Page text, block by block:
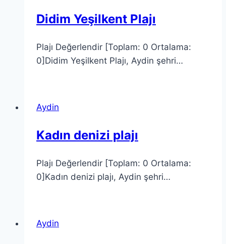
Didim Yeşilkent Plajı
Plajı Değerlendir [Toplam: 0 Ortalama:
0]Didim Yeşilkent Plajı, Aydin şehri…
Aydin
Kadın denizi plajı
Plajı Değerlendir [Toplam: 0 Ortalama:
0]Kadın denizi plajı, Aydin şehri…
Aydin